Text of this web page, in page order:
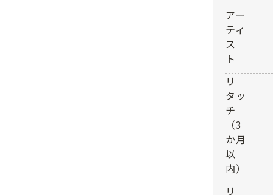
アー
ティ
ス
ト
リ
タッ
チ
（3
か月
以
内）
リ